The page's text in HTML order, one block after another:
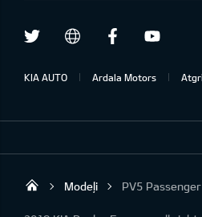
Twitter draugiem.lvFacebook
KIA AUTO Ardala Motors
Ardala SIA
Modeļi PV5 Passenger